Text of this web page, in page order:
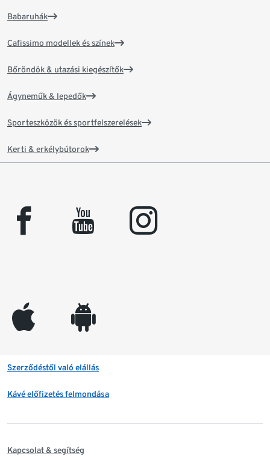
Babaruhák
Cafissimo modellek és színek
Bőröndök & utazási kiegészítők
Ágyneműk & lepedők
Sporteszközök és sportfelszerelések
Kerti & erkélybútorok
facebook youtube instagram
appleinc android
Szerződéstől való elállás
Kávé előfizetés felmondása
Kapcsolat & segítség